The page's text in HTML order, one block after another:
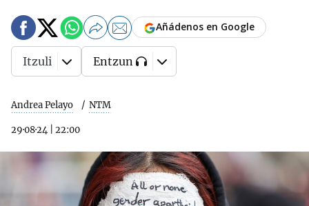
Andrea Pelayo NTM
29·08·24 22:00
Añádenos en Google
Itzuli Entzun